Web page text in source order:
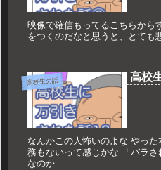
映像で確信もってるこちらから
をつくのだなと思うと、とても
高校生の話 高校
なんかこの人怖いのよな やった本人じゃないから、謝罪する義
務もないって感じかな 「バラされる」だなんて、そういう問題
なのか